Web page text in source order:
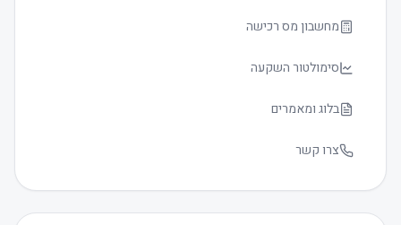
מחשבון מס רכישה
סימולטור השקעה
בלוג ומאמרים
צרו קשר